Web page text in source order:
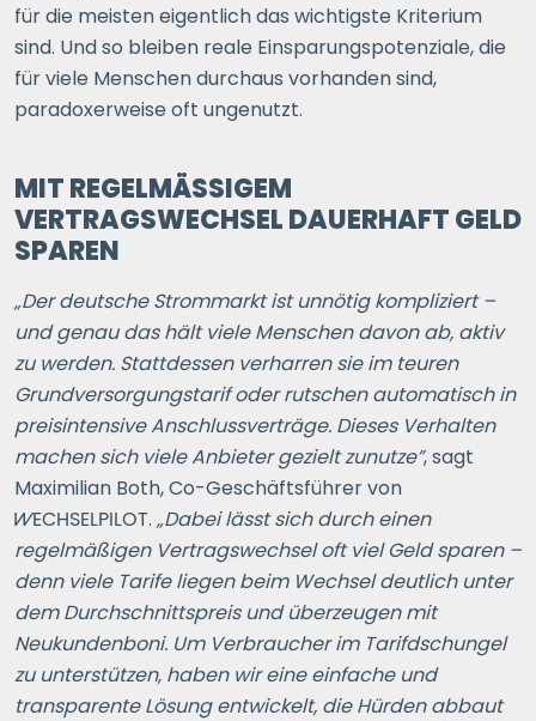
für die meisten eigentlich das wichtigste Kriterium
sind. Und so bleiben reale Einsparungspotenziale, die
für viele Menschen durchaus vorhanden sind,
paradoxerweise oft ungenutzt.
MIT REGELMÄSSIGEM V
ERTRAGSWECHSEL DAUERHAFT GELD S
PAREN
„Der deutsche Strommarkt ist unnötig kompliziert –
und genau das hält viele Menschen davon ab, aktiv
zu werden. Stattdessen verharren sie im teuren
Grundversorgungstarif oder rutschen automatisch in
preisintensive Anschlussverträge. Dieses Verhalten
machen sich viele Anbieter gezielt zunutze”, sagt
Maximilian Both, Co-Geschäftsführer von
WECHSELPILOT. „Dabei lässt sich durch einen
regelmäßigen Vertragswechsel oft viel Geld sparen –
denn viele Tarife liegen beim Wechsel deutlich unter
dem Durchschnittspreis und überzeugen mit
Neukundenboni. Um Verbraucher im Tarifdschungel
zu unterstützen, haben wir eine einfache und
transparente Lösung entwickelt, die Hürden abbaut